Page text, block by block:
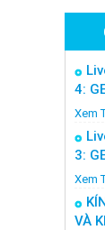
4:
Xem
3:
Xem
VÀ